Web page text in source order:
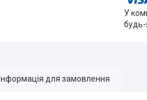
У
будь-
Інформація для замовлення